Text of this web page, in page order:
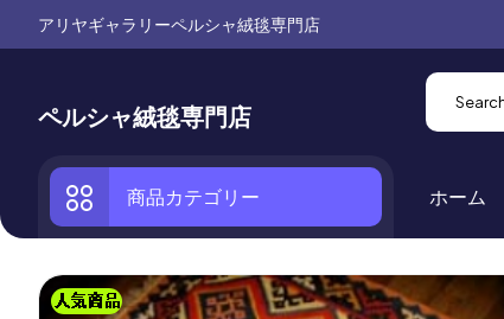
アリヤギャラリーペルシャ絨毯専門店
ペルシャ絨毯専門店
商品カテゴリー ホーム